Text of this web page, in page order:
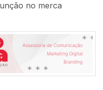
no merca